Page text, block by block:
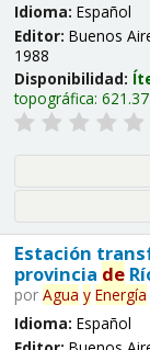
Idioma: Español
Editor: Buenos
1988
Disponibilidad:
topográfica:
Estación
provincia de
por Agua y Energía
Idioma: Español